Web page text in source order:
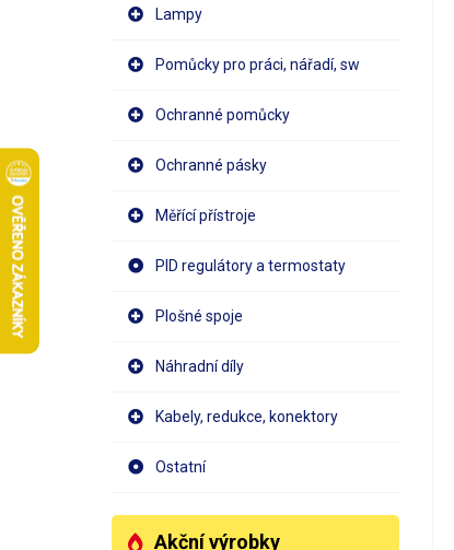
Lampy
Pomůcky pro práci, nářadí, sw
Ochranné pomůcky
Ochranné pásky
Měřící přístroje
PID regulátory a termostaty
Plošné spoje
Náhradní díly
Kabely, redukce, konektory
Ostatní
Akční výrobky